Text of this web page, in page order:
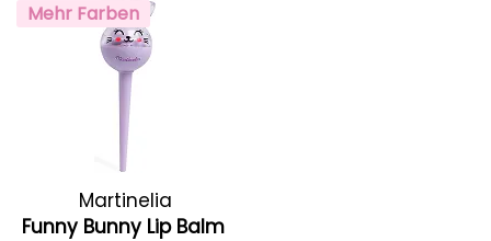
Mehr Farben
Martinelia
Funny Bunny Lip Balm